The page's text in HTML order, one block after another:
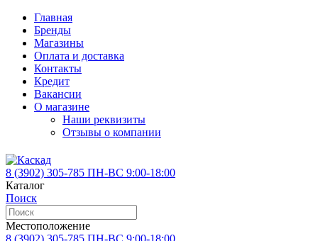
Главная
Бренды
Магазины
Оплата и доставка
Контакты
Кредит
Вакансии
О магазине
Наши реквизиты
Отзывы о компании
8 (3902) 305-785 ПН-ВС 9:00-18:00
Каталог
Поиск
Местоположение
8 (3902) 305-785 ПН-ВС 9:00-18:00